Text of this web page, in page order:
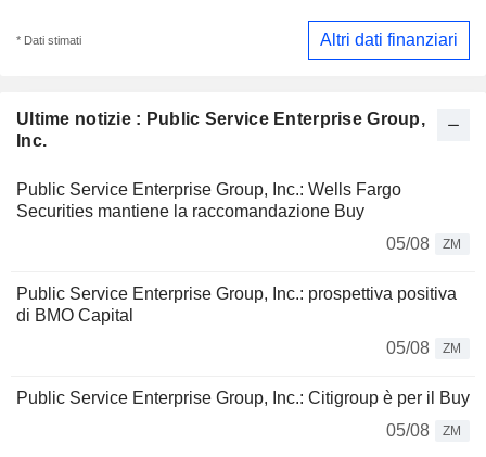
Ultime notizie : Public Service Enterprise Group,
Inc.
Public Service Enterprise Group, Inc.: Wells Fargo
Securities mantiene la raccomandazione Buy
05/08
ZM
Public Service Enterprise Group, Inc.: prospettiva positiva
di BMO Capital
05/08
ZM
Public Service Enterprise Group, Inc.: Citigroup è per il Buy
05/08
ZM
* Dati stimati Altri dati finanziari